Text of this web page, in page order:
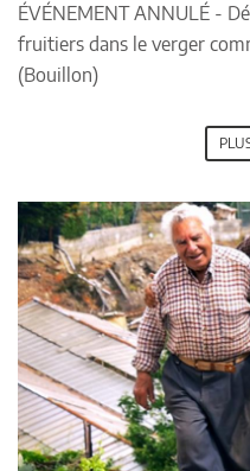
ÉVÉNEMENT ANNULÉ -
fruitiers dans le verger
(Bouillon)